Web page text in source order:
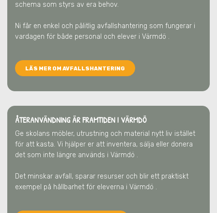
schema som styrs av era behov.
Ni får en enkel och pålitlig avfallshantering som fungerar i
vardagen för både personal och elever i Värmdö .
LÄS MER OM AVFALLSHANTERING
ÅTERANVÄNDNING ÄR FRAMTIDENI VÄRMDÖ
Ge skolans möbler, utrustning och material nytt liv istället
för att kasta. Vi hjälper er att inventera, sälja eller donera
det som inte längre används i Värmdö .
Det minskar avfall, sparar resurser och blir ett praktiskt
exempel på hållbarhet för eleverna i Värmdö .